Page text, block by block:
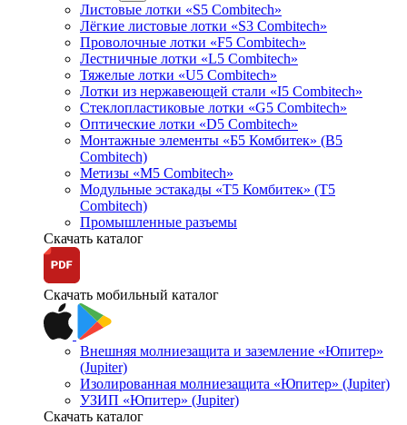
Листовые лотки «S5 Combitech»
Лёгкие листовые лотки «S3 Combitech»
Проволочные лотки «F5 Combitech»
Лестничные лотки «L5 Combitech»
Тяжелые лотки «U5 Combitech»
Лотки из нержавеющей стали «I5 Combitech»
Стеклопластиковые лотки «G5 Combitech»
Оптические лотки «D5 Combitech»
Монтажные элементы «Б5 Комбитек» (B5
Combitech)
Метизы «M5 Combitech»
Модульные эстакады «Т5 Комбитек» (T5
Combitech)
Промышленные разъемы
Скачать каталог
Скачать мобильный каталог
Внешняя молниезащита и заземление «Юпитер»
(Jupiter)
Изолированная молниезащита «Юпитер» (Jupiter)
УЗИП «Юпитер» (Jupiter)
Скачать каталог